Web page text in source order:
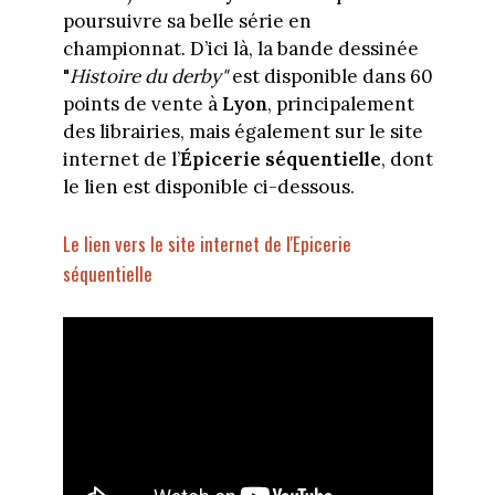
poursuivre sa belle série en
championnat. D’ici là, la bande dessinée
"Histoire du derby"est disponible dans 60
points de vente à Lyon, principalement
des librairies, mais également sur le site
internet de l’Épicerie séquentielle, dont
le lien est disponible ci-dessous.
Le lien vers le site internet de l'Epicerie
séquentielle